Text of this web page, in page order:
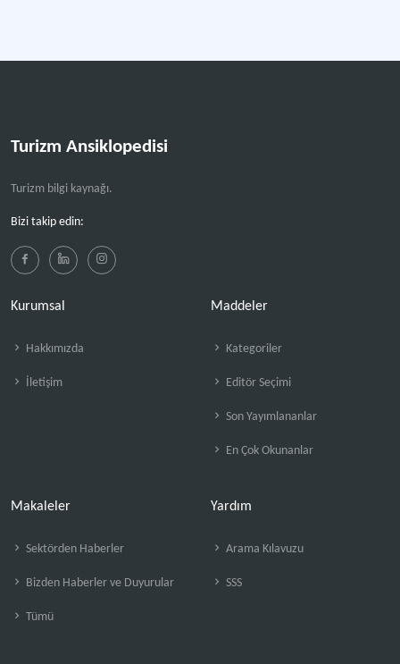
Turizm Ansiklopedisi
Turizm bilgi kaynağı.
Bizi takip edin:
Kurumsal
Hakkımızda
İletişim
Maddeler
Kategoriler
Editör Seçimi
Son Yayımlananlar
En Çok Okunanlar
Makaleler
Sektörden Haberler
Bizden Haberler ve Duyurular
Tümü
Yardım
Arama Kılavuzu
SSS